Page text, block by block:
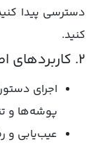
دسترسی پیدا
کنید.
2. کاربردهای اصلی Terminal چیست؟
اجرای
پوشه‌ها و
عیب‌یابی و